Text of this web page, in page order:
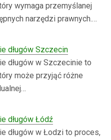
wymaga przemyślanej
narzędzi prawnych.…
długów Szczecin
długów w Szczecinie to
może przyjąć różne
długów Łódź
długów w Łodzi to proces,